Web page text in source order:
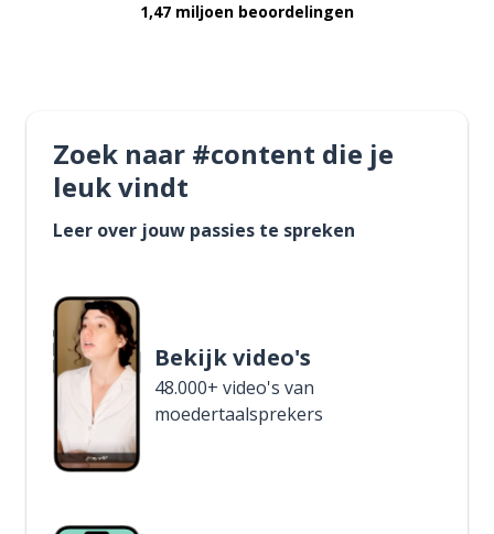
1,47 miljoen beoordelingen
Zoek naar #content die je
leuk vindt
Leer over jouw passies te spreken
Bekijk video's
48.000+ video's van
moedertaalsprekers